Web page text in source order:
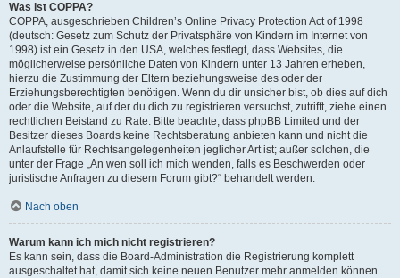
Was ist COPPA?
COPPA, ausgeschrieben Children’s Online Privacy Protection Act of 1998
(deutsch: Gesetz zum Schutz der Privatsphäre von Kindern im Internet von
1998) ist ein Gesetz in den USA, welches festlegt, dass Websites, die
möglicherweise persönliche Daten von Kindern unter 13 Jahren erheben,
hierzu die Zustimmung der Eltern beziehungsweise des oder der
Erziehungsberechtigten benötigen. Wenn du dir unsicher bist, ob dies auf dich
oder die Website, auf der du dich zu registrieren versuchst, zutrifft, ziehe einen
rechtlichen Beistand zu Rate. Bitte beachte, dass phpBB Limited und der
Besitzer dieses Boards keine Rechtsberatung anbieten kann und nicht die
Anlaufstelle für Rechtsangelegenheiten jeglicher Art ist; außer solchen, die
unter der Frage „An wen soll ich mich wenden, falls es Beschwerden oder
juristische Anfragen zu diesem Forum gibt?“ behandelt werden.
Nach oben
Warum kann ich mich nicht registrieren?
Es kann sein, dass die Board-Administration die Registrierung komplett
ausgeschaltet hat, damit sich keine neuen Benutzer mehr anmelden können.